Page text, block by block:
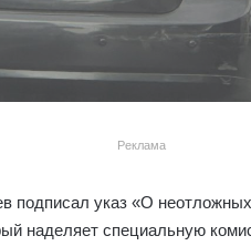
Реклама
подписал указ «О
наделяет специальную